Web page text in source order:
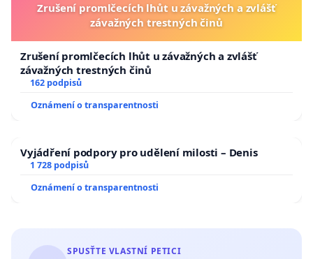
Zrušení promlčecích lhůt u závažných a zvlášť
závažných trestných činů
Zrušení promlčecích lhůt u závažných a zvlášť
závažných trestných činů
162 podpisů
Oznámení o transparentnosti
Vyjádření podpory pro udělení milosti – Denis
1 728 podpisů
Oznámení o transparentnosti
SPUSŤTE VLASTNÍ PETICI